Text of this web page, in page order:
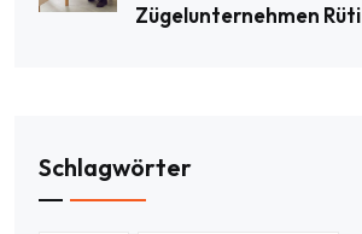
Zügelunternehmen Rüti
Schlagwörter